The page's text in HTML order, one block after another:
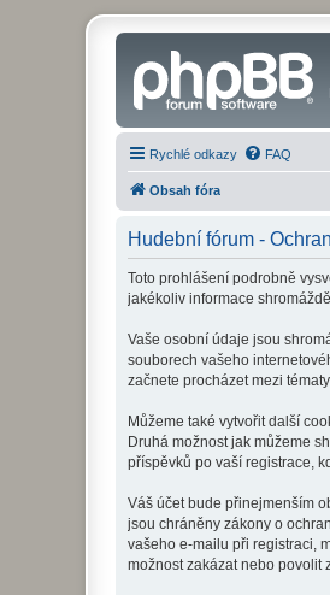
Rychlé odkazy FAQ
Obsah fóra
Hudební fórum -
Toto prohlášení podrobně
jakékoliv informace
Vaše osobní údaje jsou
souborech vašeho
začnete procházet mezi
Můžeme také vytvořit další
Druhá možnost jak můžeme
příspěvků po vaší registrace,
Váš účet bude přinejmenším
jsou chráněny zákony o
vašeho e-mailu při registraci,
možnost zakázat nebo povolit